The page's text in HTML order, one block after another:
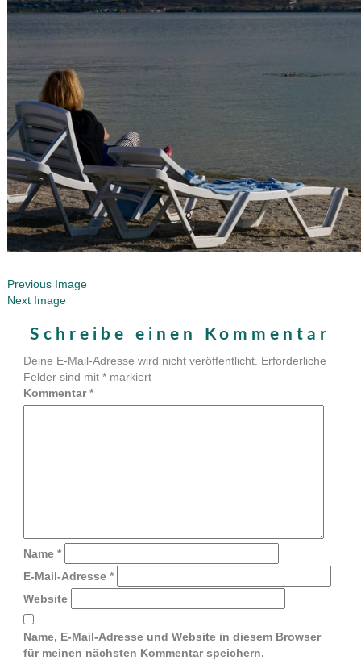
Previous Image
Next Image
Schreibe einen Kommentar
Deine E-Mail-Adresse wird nicht veröffentlicht. Erforderliche
Felder sind mit *markiert
Kommentar*
Name *
E-Mail-Adresse *
Website
Name, E-Mail-Adresse und Website in diesem Browser
für meinen nächsten Kommentar speichern.